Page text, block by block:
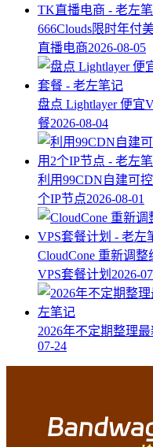
666Clouds限时年付
直播电商2026-08-05
盘点 Lightlayer 便宜
餐2026-08-04
利用99CDN自建可
个IP节点2026-08-01
CloudCone 重新调
VPS套餐计划 2026-
2026年不定期整理
07-24